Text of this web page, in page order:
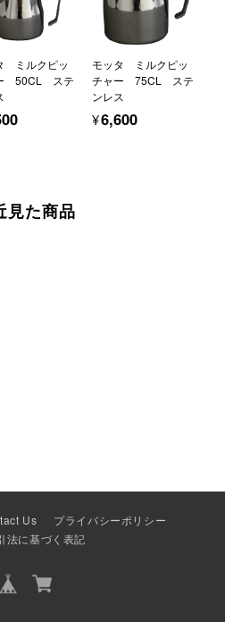
ミルクピッ
50CL ステ
モッタ ミルクピッ
チャー 75CL ステ
ンレス
¥6,600
見た商品
Us
プライバシーポリシー
法に基づく表記